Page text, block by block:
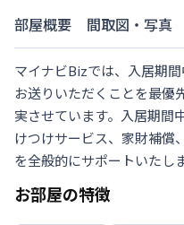
部屋概要 間取図・写真
マイナビBizでは、入居期
お送りいただくことを最優
実させています。入居期間
けつけサービス、家財補償
を全般的にサポートいたし
お部屋の特徴